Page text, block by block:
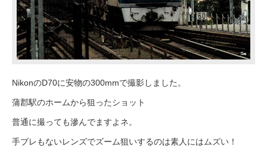
NikonのD70に安物の300mmで撮影しました。
蒲郡駅のホームから狙ったショット
普通に撮っても滲んでますよネ。
手ブレもないレンズでズーム狙いするのは素人にはムズい！